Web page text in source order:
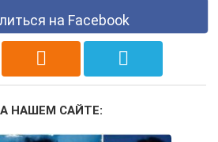
на Facebook
НАШЕМ САЙТЕ: